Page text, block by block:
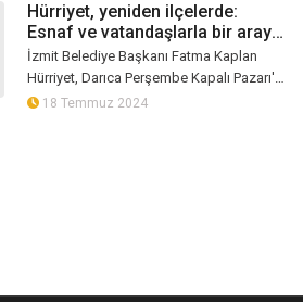
Hürriyet, yeniden ilçelerde:
Esnaf ve vatandaşlarla bir araya
geldi!
İzmit Belediye Başkanı Fatma Kaplan
Hürriyet, Darıca Perşembe Kapalı Pazarı'nı
ziyaret etti.
18 Temmuz 2024